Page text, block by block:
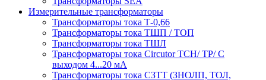
Измерительные трансформаторы
Трансформаторы тока Т-0,66
Трансформаторы тока ТШП / ТОП
Трансформаторы тока ТШЛ
Трансформаторы тока Circutor TCH/ TP/ С
выходом 4...20 мА
Трансформаторы тока СЗТТ (ЗНОЛП, ТОЛ,